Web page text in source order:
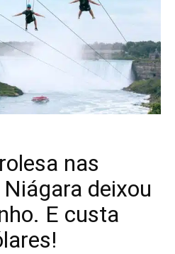
nas
deixou
E custa